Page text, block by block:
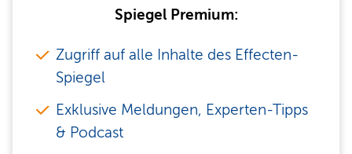
Spiegel Premium:
Zugriff auf alle Inhalte des Effecten-
Spiegel
Exklusive Meldungen, Experten-Tipps
& Podcast